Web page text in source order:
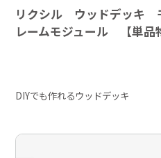
リクシル ウッドデッキ
レームモジュール 【単品
DIYでも作れるウッドデッキ